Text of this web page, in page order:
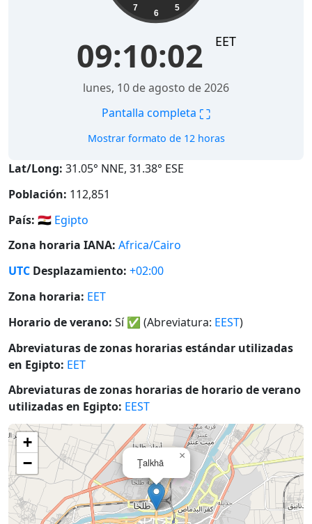
5
6
7
09:10:02 EET
lunes, 10 de agosto de 2026
Pantalla completa ⛶
Mostrar formato de 12 horas
Lat/Long: 31.05° NNE, 31.38° ESE
Población: 112,851
País: 🇪🇬 Egipto
Zona horaria IANA: Africa/Cairo
UTC Desplazamiento: +02:00
Zona horaria: EET
Horario de verano: Sí✅ (Abreviatura: EEST)
Abreviaturas de zonas horarias estándar utilizadas
en Egipto: EET
Abreviaturas de zonas horarias de horario de verano
utilizadas en Egipto: EEST
Ţalkhā
×
+
−